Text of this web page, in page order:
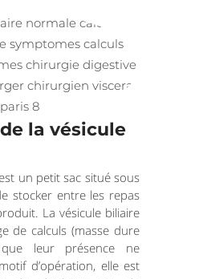
la vésicule
un petit sac situé sous
stocker entre les repas
La vésicule biliaire
de calculs (masse dure
leur présence ne
d’opération, elle est